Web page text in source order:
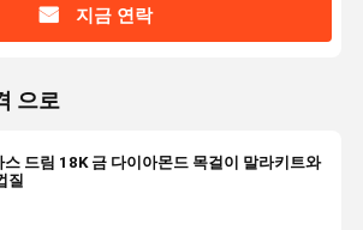
지금 연락
으로
스 드림 18K 금 다이아몬드 목걸이 말라키트와
질